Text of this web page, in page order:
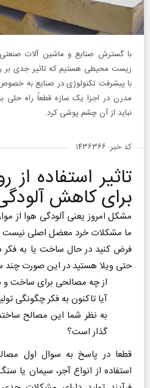
با گسترش صنایع و ماشین آلات صنعتی
زیست محیطی هستیم که تاثیر جدی بر
با پیشرفت تکنولوژی در صنایع به
مدرن در اجزا یک سازه قطعاً راه حلی
نباید از آن چشم پوشی کرد.
کد خبر: ۱۴۳۶۳۶۶
تاثیر استفاده
برای کاهش
مشکل امروز یعنی آلودگی هوا از
ما مشکلات خرد معضل اصلی نیست
فرض کنید در حال ساخت یا به
حتی ویلا هستید در این صورت
از چه مصالحی برای ساخت و
آیا تاکنون به فکر چگونگی
به نظر شما این مصالح
گذار است؟
قطعا در پاسخ به سوال اول
استفاده از انواع آجر، سیمان